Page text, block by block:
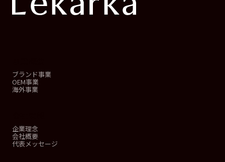
ブランド事業
OEM事業
海外事業
企業理念
会社概要
代表メッセージ